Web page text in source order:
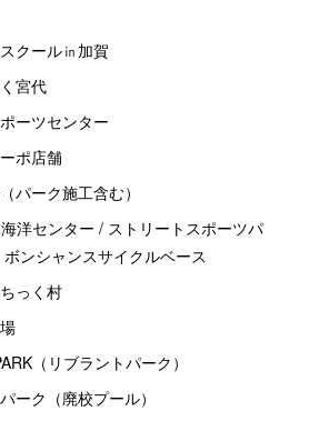
クール㏌加賀
宮代
ーツセンター
ポ店舗
パーク施工含む）
洋センター / ストリートスポーツパ
ンシャンスサイクルベース
っく村
（リブラントパーク）
ーク（廃校プール）